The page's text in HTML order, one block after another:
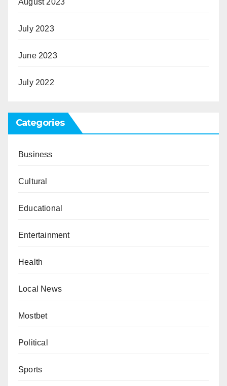
August 2023
July 2023
June 2023
July 2022
Categories
Business
Cultural
Educational
Entertainment
Health
Local News
Mostbet
Political
Sports